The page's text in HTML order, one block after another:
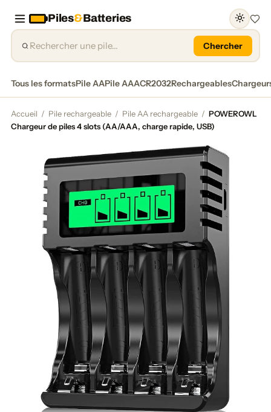
Piles&Batteries
Chercher
Tous les formatsPile AAPile AAACR2032Rechargeables
Accueil / Pile rechargeable / Pile AA rechargeable / POWEROWL
Chargeur de piles 4 slots (AA/AAA, charge rapide, USB)